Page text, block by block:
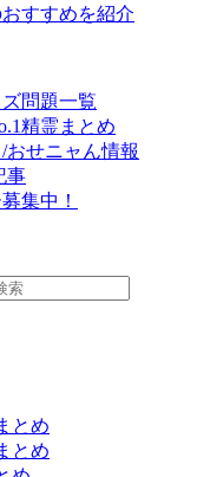
すすめを紹介
問題一覧
精霊まとめ
おせニャん情報
事
集中！
とめ
とめ